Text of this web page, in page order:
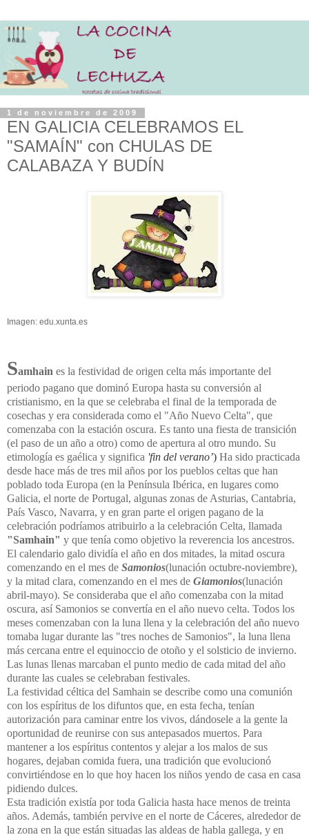
1 de noviembre de 2009
EN GALICIA CELEBRAMOS EL
"SAMAÍN" con CHULAS DE
CALABAZA Y BUDÍN
Imagen: edu.xunta.es
Samhain es la festividad de origen celta más importante del
periodo pagano que dominó Europa hasta su conversión al
cristianismo, en la que se celebraba el final de la temporada de
cosechas y era considerada como el "Año Nuevo Celta", que
comenzaba con la estación oscura. Es tanto una fiesta de transición
(el paso de un año a otro) como de apertura al otro mundo. Su
etimología es gaélica y significa 'fin del verano’) Ha sido practicada
desde hace más de tres mil años por los pueblos celtas que han
poblado toda Europa (en la Península Ibérica, en lugares como
Galicia, el norte de Portugal, algunas zonas de Asturias, Cantabria,
País Vasco, Navarra, y en gran parte el origen pagano de la
celebración podríamos atribuirlo a la celebración Celta, llamada
"Samhain" y que tenía como objetivo la reverencia los ancestros.
El calendario galo dividía el año en dos mitades, la mitad oscura
comenzando en el mes de Samonios(lunación octubre-noviembre),
y la mitad clara, comenzando en el mes de Giamonios(lunación
abril-mayo). Se consideraba que el año comenzaba con la mitad
oscura, así Samonios se convertía en el año nuevo celta. Todos los
meses comenzaban con la luna llena y la celebración del año nuevo
tomaba lugar durante las "tres noches de Samonios", la luna llena
más cercana entre el equinoccio de otoño y el solsticio de invierno.
Las lunas llenas marcaban el punto medio de cada mitad del año
durante las cuales se celebraban festivales.
La festividad céltica del Samhain se describe como una comunión
con los espíritus de los difuntos que, en esta fecha, tenían
autorización para caminar entre los vivos, dándosele a la gente la
oportunidad de reunirse con sus antepasados muertos. Para
mantener a los espíritus contentos y alejar a los malos de sus
hogares, dejaban comida fuera, una tradición que evolucionó
convirtiéndose en lo que hoy hacen los niños yendo de casa en casa
pidiendo dulces.
Esta tradición existía por toda Galicia hasta hace menos de treinta
años. Además, también pervive en el norte de Cáceres, alrededor de
la zona en la que están situadas las aldeas de habla gallega, y en